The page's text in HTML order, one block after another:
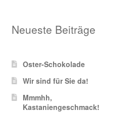
Neueste Beiträge
Oster-Schokolade
Wir sind für Sie da!
Mmmhh,
Kastaniengeschmack!